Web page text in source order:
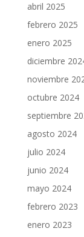
abril 2025
febrero 2025
enero 2025
diciembre
noviembre
octubre 2024
septiembre
agosto 2024
julio 2024
junio 2024
mayo 2024
febrero 2023
enero 2023